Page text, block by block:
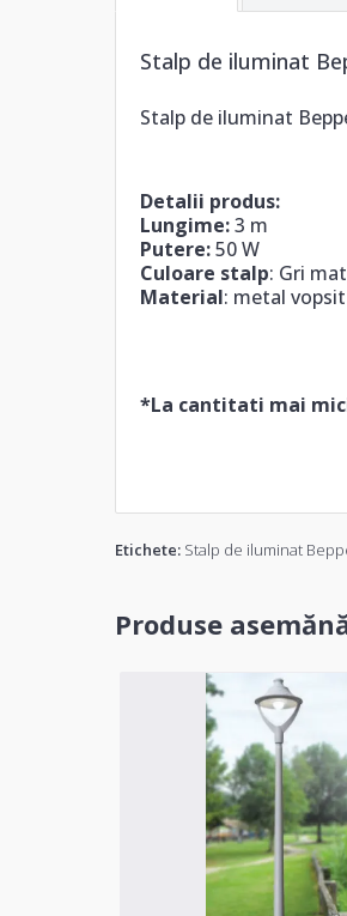
Stalp de iluminat
Stalp de iluminat
Detalii produs:
Lungime:3 m
Putere:50 W
Culoare stalp: Gri mat
Material: metal
*La cantitati mai
Etichete: Stalp de iluminat
Produse